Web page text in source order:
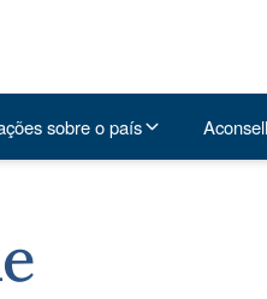
sobre o país